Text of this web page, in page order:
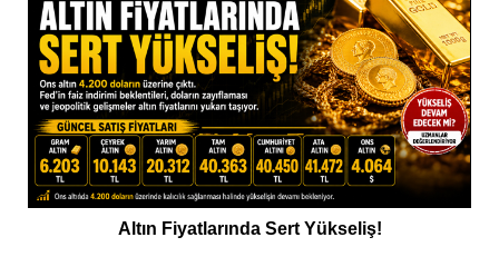
Altın Fiyatlarında Sert Yükseliş!